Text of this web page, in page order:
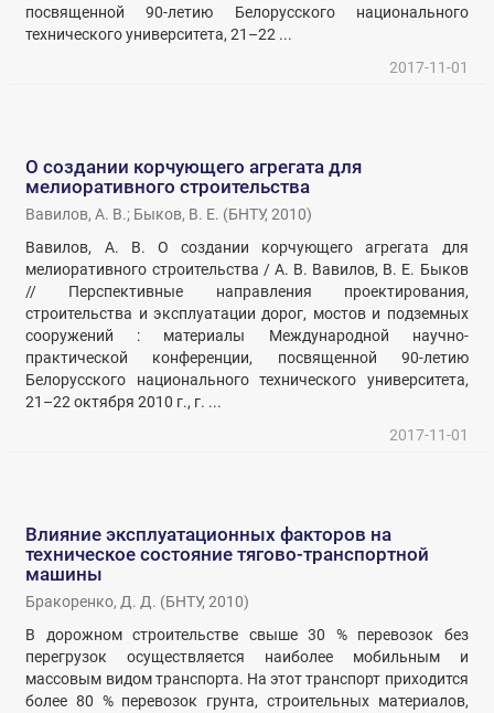
посвященной 90-летию Белорусского национального
технического университета, 21–22 ...
2017-11-01
О создании корчующего агрегата для
мелиоративного строительства
Вавилов, А. В.; Быков, В. Е. (БНТУ,2010)
Вавилов, А. В. О создании корчующего агрегата для
мелиоративного строительства / А. В. Вавилов, В. Е. Быков
// Перспективные направления проектирования,
строительства и эксплуатации дорог, мостов и подземных
сооружений : материалы Международной научно-
практической конференции, посвященной 90-летию
Белорусского национального технического университета,
21–22 октября 2010 г., г. ...
2017-11-01
Влияние эксплуатационных факторов на
техническое состояние тягово-транспортной
машины
Бракоренко, Д. Д. (БНТУ,2010)
В дорожном строительстве свыше 30 % перевозок без
перегрузок осуществляется наиболее мобильным и
массовым видом транспорта. На этот транспорт приходится
более 80 % перевозок грунта, строительных материалов,